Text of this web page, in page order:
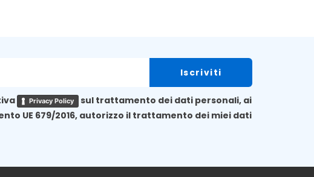
Privacy Policy
sul trattamento dei dati personali, ai
UE 679/2016, autorizzo il trattamento dei miei dati